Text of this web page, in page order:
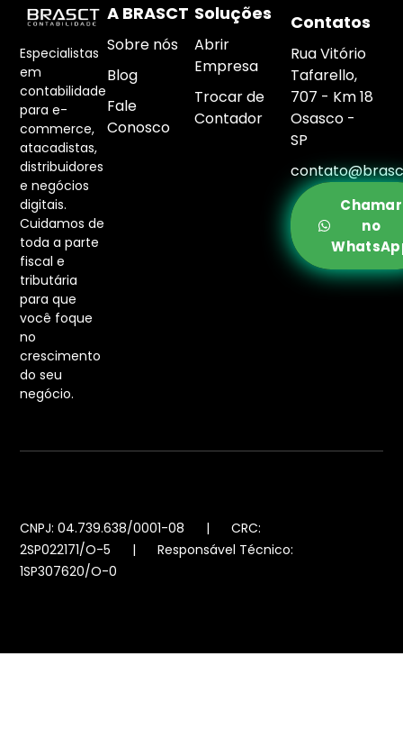
Especialistas
em
contabilidade
para e-
commerce,
atacadistas,
distribuidores
e negócios
digitais.
Cuidamos de
toda a parte
fiscal e
tributária
para que
você foque
no
crescimento
do seu
negócio.
A BRASCT
Sobre nós
Blog
Fale
Conosco
Soluções
Abrir
Empresa
Trocar de
Contador
Contatos
Rua Vitório
Tafarello,
707 - Km 18
Osasco -
SP
Chamar
no
CNPJ: 04.739.638/0001-08 | CRC:
2SP022171/O-5 | Responsável Técnico:
1SP307620/O-0